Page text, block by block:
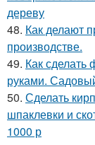
дереву
48. Как делают
производстве.
49. Как сделать
руками.
50. Сделать
шпаклевки и
1000 р